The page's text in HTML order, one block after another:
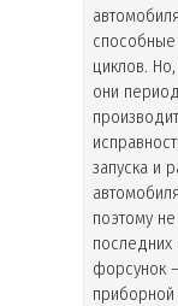
циклов.
они
запуска и
поэтому
последних
форсунок